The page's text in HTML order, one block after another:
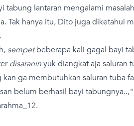
tabung lantaran mengalami
Tak hanya itu, Dito juga diketahui
sempetbeberapa kali gagal bayi
disaraninyuk diangkat aja saluran
ga membutuhkan saluran tuba
belum berhasil bayi